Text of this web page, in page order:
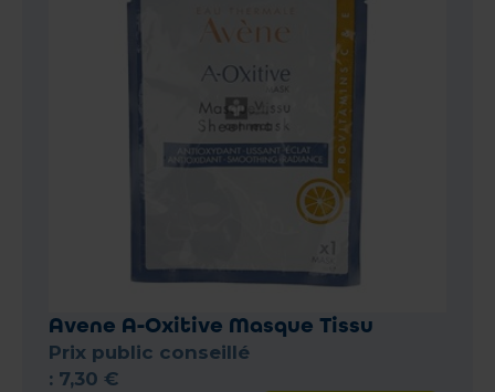
Avene A-Oxitive Masque Tissu
Prix public conseillé
: 7,30 €